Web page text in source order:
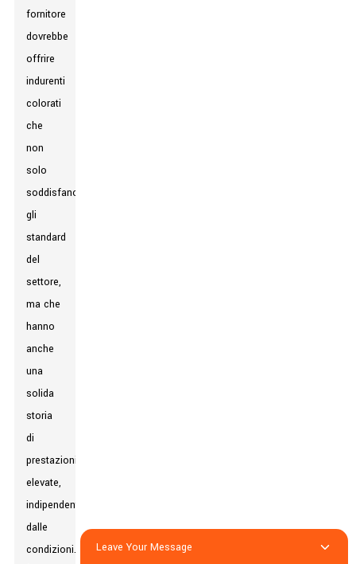
fornitore
dovrebbe
offrire
indurenti
colorati
che
non
solo
soddisfano
gli
standard
del
settore,
ma che
hanno
anche
una
solida
storia
di
prestazioni
elevate,
indipendentemente
dalle
condizioni.
Leave Your Message